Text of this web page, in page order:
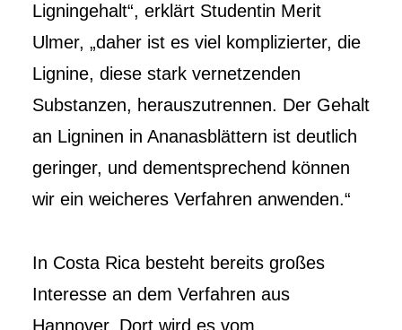
Ligningehalt“, erklärt Studentin Merit
Ulmer, „daher ist es viel komplizierter, die
Lignine, diese stark vernetzenden
Substanzen, herauszutrennen. Der Gehalt
an Ligninen in Ananasblättern ist deutlich
geringer, und dementsprechend können
wir ein weicheres Verfahren anwenden.“
In Costa Rica besteht bereits großes
Interesse an dem Verfahren aus
Hannover. Dort wird es vom